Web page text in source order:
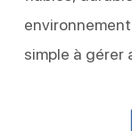
simple à gérer